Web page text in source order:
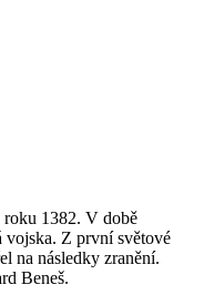
roku 1382. V době
vojska. Z první světové
na následky zranění.
Beneš.